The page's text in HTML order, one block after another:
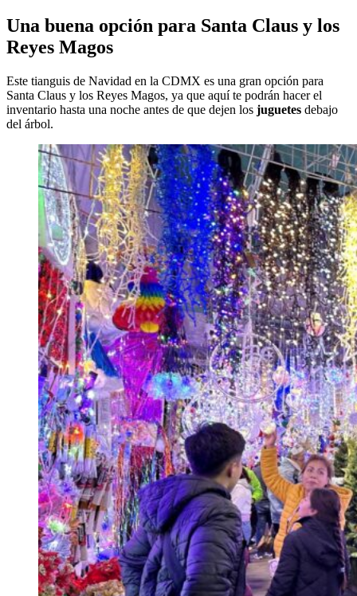
Una buena opción para Santa Claus y los
Reyes Magos
Este tianguis de Navidad en la CDMX es una gran opción para
Santa Claus y los Reyes Magos, ya que aquí te podrán hacer el
inventario hasta una noche antes de que dejen los juguetes debajo
del árbol.